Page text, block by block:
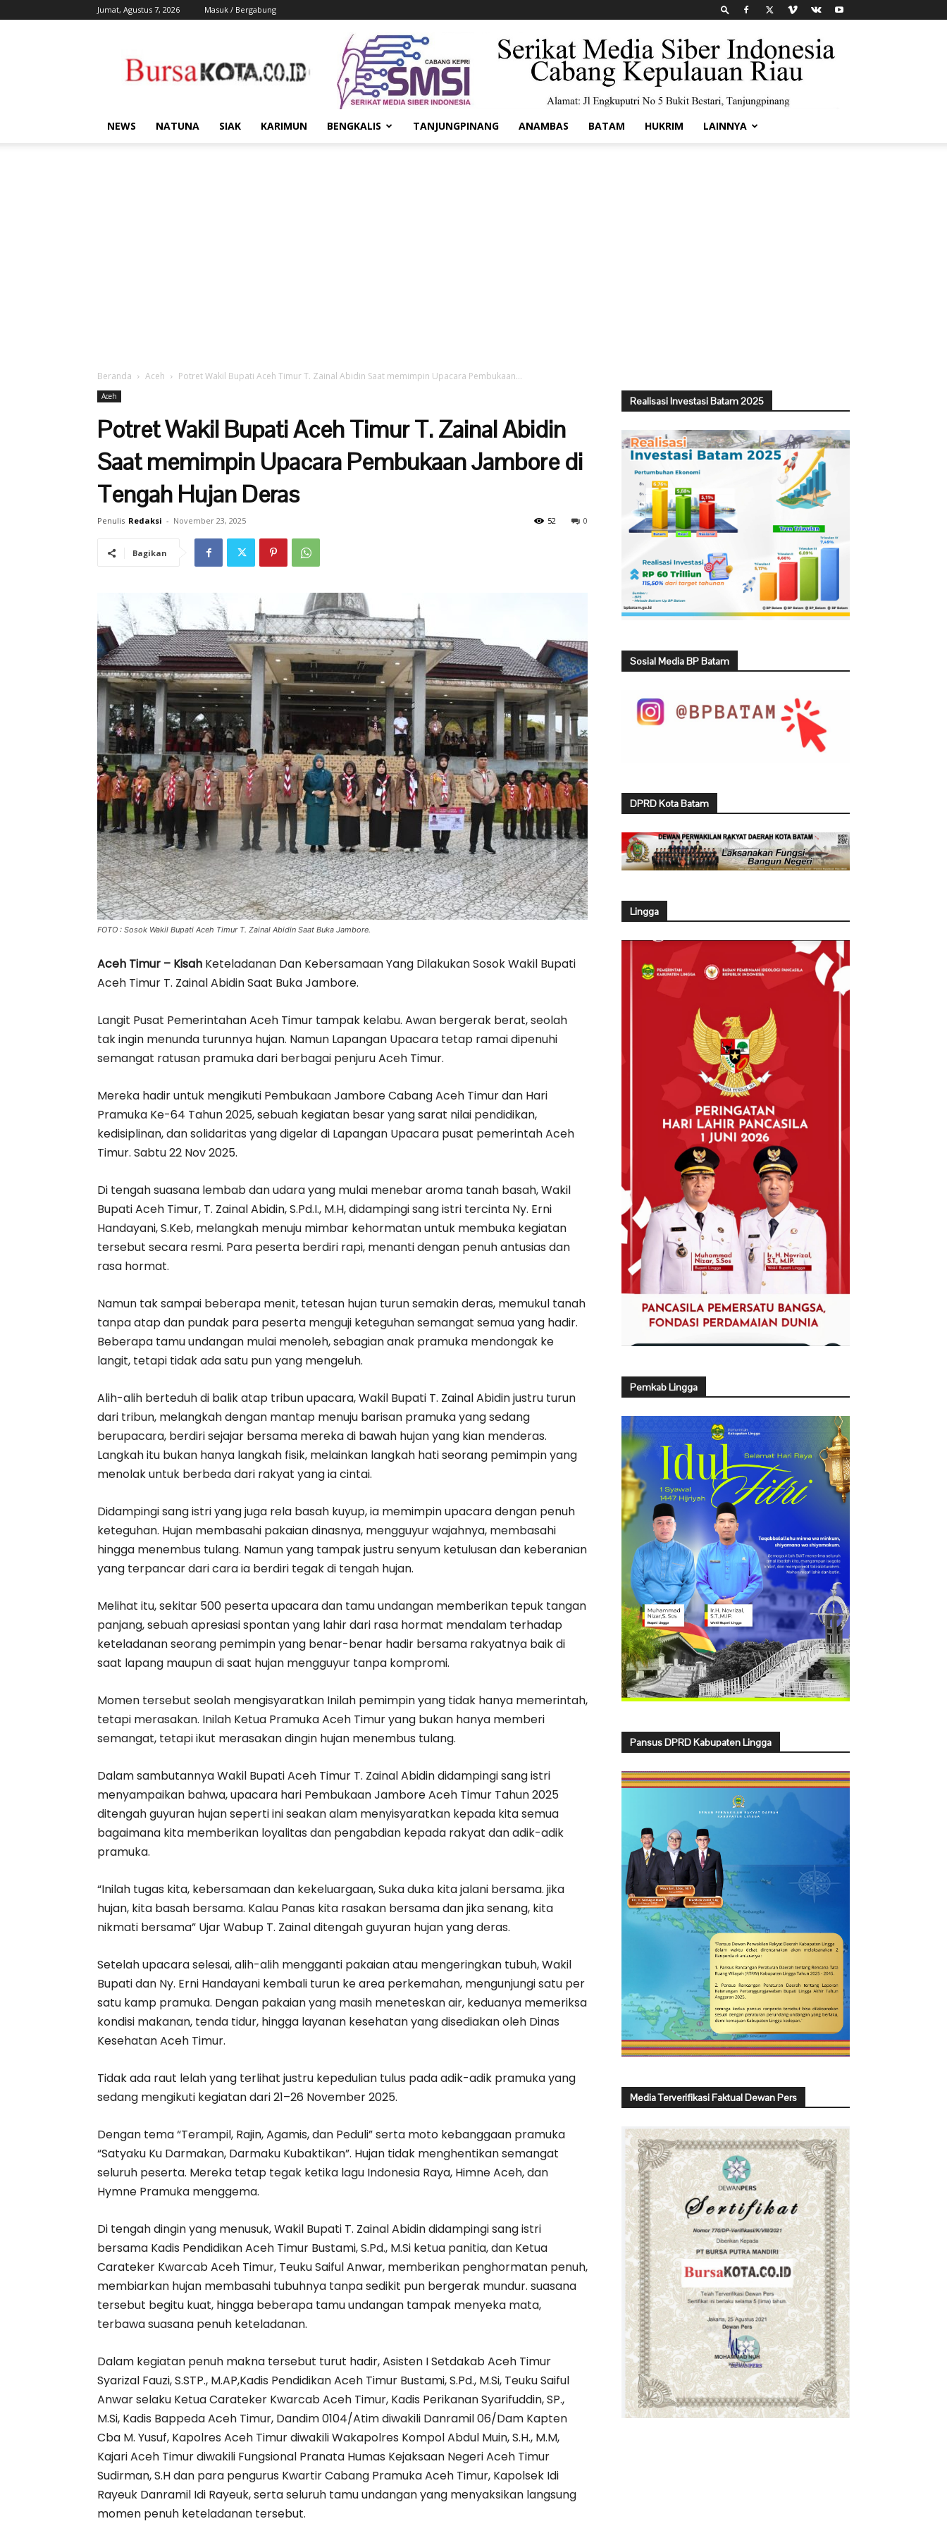
Jumat, Agustus 7, 2026 Masuk / Bergabung
Kota
NEWS NATUNA SIAK KARIMUN BENGKALIS TANJUNGPINANG ANAMBAS BATAM HUKRIM LAINNYA
Beranda Aceh Potret Wakil Bupati Aceh Timur T. Zainal Abidin Saat memimpin Upacara Pembukaan...
Aceh
Potret Wakil Bupati Aceh Timur T. Zainal Abidin
Saat memimpin Upacara Pembukaan Jambore di
Tengah Hujan Deras
Penulis Redaksi - November 23, 2025 0
52
Bagikan
FOTO : Sosok Wakil Bupati Aceh Timur T. Zainal Abidin Saat Buka Jambore.
Aceh Timur – Kisah Keteladanan Dan Kebersamaan Yang Dilakukan Sosok Wakil Bupati
Aceh Timur T. Zainal Abidin Saat Buka Jambore.
Langit Pusat Pemerintahan Aceh Timur tampak kelabu. Awan bergerak berat, seolah
tak ingin menunda turunnya hujan. Namun Lapangan Upacara tetap ramai dipenuhi
semangat ratusan pramuka dari berbagai penjuru Aceh Timur.
Mereka hadir untuk mengikuti Pembukaan Jambore Cabang Aceh Timur dan Hari
Pramuka Ke-64 Tahun 2025, sebuah kegiatan besar yang sarat nilai pendidikan,
kedisiplinan, dan solidaritas yang digelar di Lapangan Upacara pusat pemerintah Aceh
Timur. Sabtu 22 Nov 2025.
Di tengah suasana lembab dan udara yang mulai menebar aroma tanah basah, Wakil
Bupati Aceh Timur, T. Zainal Abidin, S.Pd.I., M.H, didampingi sang istri tercinta Ny. Erni
Handayani, S.Keb, melangkah menuju mimbar kehormatan untuk membuka kegiatan
tersebut secara resmi. Para peserta berdiri rapi, menanti dengan penuh antusias dan
rasa hormat.
Namun tak sampai beberapa menit, tetesan hujan turun semakin deras, memukul tanah
tanpa atap dan pundak para peserta menguji keteguhan semangat semua yang hadir.
Beberapa tamu undangan mulai menoleh, sebagian anak pramuka mendongak ke
langit, tetapi tidak ada satu pun yang mengeluh.
Alih-alih berteduh di balik atap tribun upacara, Wakil Bupati T. Zainal Abidin justru turun
dari tribun, melangkah dengan mantap menuju barisan pramuka yang sedang
berupacara, berdiri sejajar bersama mereka di bawah hujan yang kian menderas.
Langkah itu bukan hanya langkah fisik, melainkan langkah hati seorang pemimpin yang
menolak untuk berbeda dari rakyat yang ia cintai.
Didampingi sang istri yang juga rela basah kuyup, ia memimpin upacara dengan penuh
keteguhan. Hujan membasahi pakaian dinasnya, mengguyur wajahnya, membasahi
hingga menembus tulang. Namun yang tampak justru senyum ketulusan dan keberanian
yang terpancar dari cara ia berdiri tegak di tengah hujan.
Melihat itu, sekitar 500 peserta upacara dan tamu undangan memberikan tepuk tangan
panjang, sebuah apresiasi spontan yang lahir dari rasa hormat mendalam terhadap
keteladanan seorang pemimpin yang benar-benar hadir bersama rakyatnya baik di
saat lapang maupun di saat hujan mengguyur tanpa kompromi.
Momen tersebut seolah mengisyaratkan Inilah pemimpin yang tidak hanya memerintah,
tetapi merasakan. Inilah Ketua Pramuka Aceh Timur yang bukan hanya memberi
semangat, tetapi ikut merasakan dingin hujan menembus tulang.
Dalam sambutannya Wakil Bupati Aceh Timur T. Zainal Abidin didampingi sang istri
menyampaikan bahwa, upacara hari Pembukaan Jambore Aceh Timur Tahun 2025
ditengah guyuran hujan seperti ini seakan alam menyisyaratkan kepada kita semua
bagaimana kita memberikan loyalitas dan pengabdian kepada rakyat dan adik-adik
pramuka.
“Inilah tugas kita, kebersamaan dan kekeluargaan, Suka duka kita jalani bersama. jika
hujan, kita basah bersama. Kalau Panas kita rasakan bersama dan jika senang, kita
nikmati bersama” Ujar Wabup T. Zainal ditengah guyuran hujan yang deras.
Setelah upacara selesai, alih-alih mengganti pakaian atau mengeringkan tubuh, Wakil
Bupati dan Ny. Erni Handayani kembali turun ke area perkemahan, mengunjungi satu per
satu kamp pramuka. Dengan pakaian yang masih meneteskan air, keduanya memeriksa
kondisi makanan, tenda tidur, hingga layanan kesehatan yang disediakan oleh Dinas
Kesehatan Aceh Timur.
Tidak ada raut lelah yang terlihat justru kepedulian tulus pada adik-adik pramuka yang
sedang mengikuti kegiatan dari 21–26 November 2025.
Dengan tema “Terampil, Rajin, Agamis, dan Peduli” serta moto kebanggaan pramuka
“Satyaku Ku Darmakan, Darmaku Kubaktikan”. Hujan tidak menghentikan semangat
seluruh peserta. Mereka tetap tegak ketika lagu Indonesia Raya, Himne Aceh, dan
Hymne Pramuka menggema.
Di tengah dingin yang menusuk, Wakil Bupati T. Zainal Abidin didampingi sang istri
bersama Kadis Pendidikan Aceh Timur Bustami, S.Pd., M.Si ketua panitia, dan Ketua
Carateker Kwarcab Aceh Timur, Teuku Saiful Anwar, memberikan penghormatan penuh,
membiarkan hujan membasahi tubuhnya tanpa sedikit pun bergerak mundur. suasana
tersebut begitu kuat, hingga beberapa tamu undangan tampak menyeka mata,
terbawa suasana penuh keteladanan.
Dalam kegiatan penuh makna tersebut turut hadir, Asisten I Setdakab Aceh Timur
Syarizal Fauzi, S.STP., M.AP,Kadis Pendidikan Aceh Timur Bustami, S.Pd., M.Si, Teuku Saiful
Anwar selaku Ketua Carateker Kwarcab Aceh Timur, Kadis Perikanan Syarifuddin, SP.,
M.Si, Kadis Bappeda Aceh Timur, Dandim 0104/Atim diwakili Danramil 06/Dam Kapten
Cba M. Yusuf, Kapolres Aceh Timur diwakili Wakapolres Kompol Abdul Muin, S.H., M.M,
Kajari Aceh Timur diwakili Fungsional Pranata Humas Kejaksaan Negeri Aceh Timur
Sudirman, S.H dan para pengurus Kwartir Cabang Pramuka Aceh Timur, Kapolsek Idi
Rayeuk Danramil Idi Rayeuk, serta seluruh tamu undangan yang menyaksikan langsung
momen penuh keteladanan tersebut.
Realisasi Investasi Batam 2025
Sosial Media BP Batam
DPRD Kota Batam
Lingga
Pemkab Lingga
Pansus DPRD Kabupaten Lingga
Media Terverifikasi Faktual Dewan Pers